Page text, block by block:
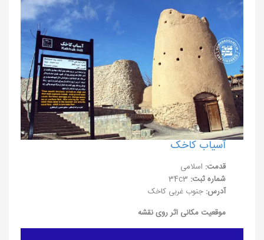
آسیاب کاخک
قدمت: اسلامی
شماره ثبت:
آدرس: جنوب غربی کاخک
موقعیت مکانی اثر روی نقشه